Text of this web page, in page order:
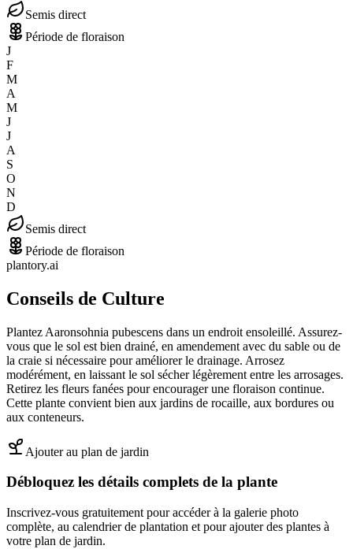
Semis direct
Période de floraison
J
F
M
A
M
J
J
A
S
O
N
D
Semis direct
Période de floraison
plantory.ai
Conseils de Culture
Plantez Aaronsohnia pubescens dans un endroit ensoleillé. Assurez-
vous que le sol est bien drainé, en amendement avec du sable ou de
la craie si nécessaire pour améliorer le drainage. Arrosez
modérément, en laissant le sol sécher légèrement entre les arrosages.
Retirez les fleurs fanées pour encourager une floraison continue.
Cette plante convient bien aux jardins de rocaille, aux bordures ou
aux conteneurs.
Ajouter au plan de jardin
Débloquez les détails complets de la plante
Inscrivez-vous gratuitement pour accéder à la galerie photo
complète, au calendrier de plantation et pour ajouter des plantes à
votre plan de jardin.